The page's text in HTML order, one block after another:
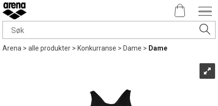
Arena>alle produkter>Konkurranse>Dame> Dame